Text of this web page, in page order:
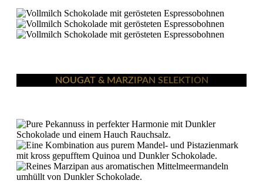
NOUGAT & MARZIPAN SELEKTION